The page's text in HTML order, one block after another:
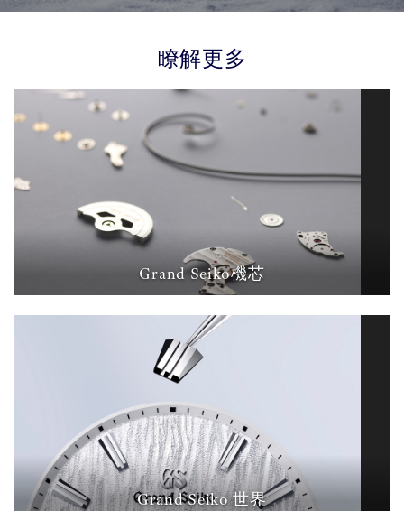
瞭解更多
Grand Seiko機芯
Grand Seiko 世界